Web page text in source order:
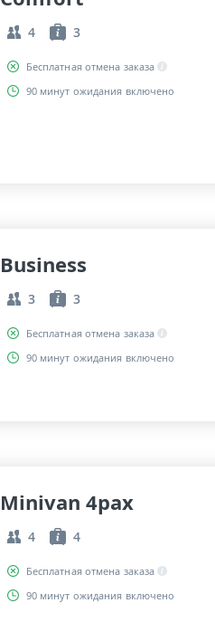
4 3
Бесплатная отмена заказа
90 минут ожидания включено
Business
3 3
Бесплатная отмена заказа
90 минут ожидания включено
Minivan 4pax
4 4
Бесплатная отмена заказа
90 минут ожидания включено